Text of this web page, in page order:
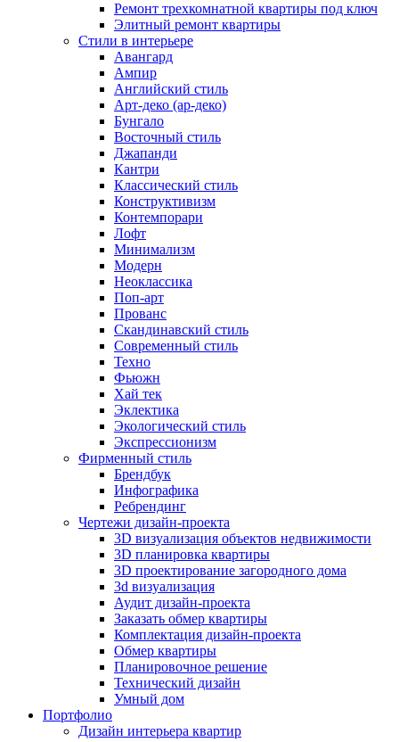
Ремонт трехкомнатной квартиры под ключ
Элитный ремонт квартиры
Стили в интерьере
Авангард
Ампир
Английский стиль
Арт-деко (ар-деко)
Бунгало
Восточный стиль
Джапанди
Кантри
Классический стиль
Конструктивизм
Контемпорари
Лофт
Минимализм
Модерн
Неоклассика
Поп-арт
Прованс
Скандинавский стиль
Современный стиль
Техно
Фьюжн
Хай тек
Эклектика
Экологический стиль
Экспрессионизм
Фирменный стиль
Брендбук
Инфографика
Ребрендинг
Чертежи дизайн-проекта
3D визуализация объектов недвижимости
3D планировка квартиры
3D проектирование загородного дома
3d визуализация
Аудит дизайн-проекта
Заказать обмер квартиры
Комплектация дизайн-проекта
Обмер квартиры
Планировочное решение
Технический дизайн
Умный дом
Портфолио
Дизайн интерьера квартир